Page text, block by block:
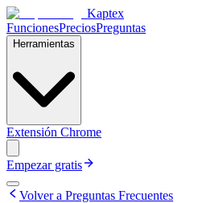
Kaptex
FuncionesPreciosPreguntas
Herramientas
Extensión Chrome
Empezar gratis
Volver a Preguntas Frecuentes